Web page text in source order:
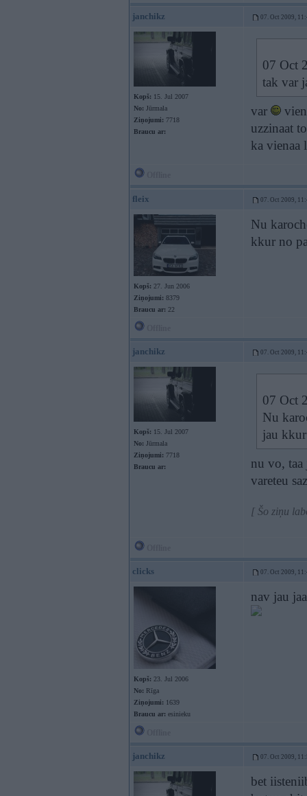
janchikz 07. Oct 2009,
Kopš: 15. Jul 2007
No: Jūrmala
Ziņojumi: 7718
Braucu ar:
07 Oct
tak var
var
uzzinaat
ka vienaa
fleix 07. Oct 2009,
Kopš: 27. Jun 2006
Ziņojumi: 8379
Braucu ar: 22
Nu
kkur no
janchikz 07. Oct 2009,
Kopš: 15. Jul 2007
No: Jūrmala
Ziņojumi: 7718
Braucu ar:
07 Oct
Nu
jau
nu vo,
vareteu
[ Šo ziņu
clicks 07. Oct 2009,
Kopš: 23. Jul 2006
No: Rīga
Ziņojumi: 1639
Braucu ar: esinieku
nav jau
janchikz 07. Oct 2009,
bet